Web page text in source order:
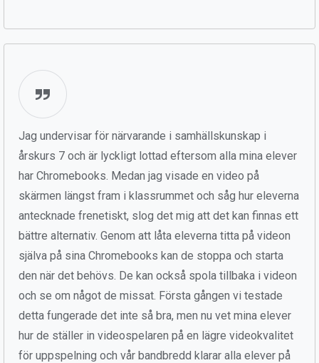
Jag undervisar för närvarande i samhällskunskap i
årskurs 7 och är lyckligt lottad eftersom alla mina elever
har Chromebooks. Medan jag visade en video på
skärmen längst fram i klassrummet och såg hur eleverna
antecknade frenetiskt, slog det mig att det kan finnas ett
bättre alternativ. Genom att låta eleverna titta på videon
själva på sina Chromebooks kan de stoppa och starta
den när det behövs. De kan också spola tillbaka i videon
och se om något de missat. Första gången vi testade
detta fungerade det inte så bra, men nu vet mina elever
hur de ställer in videospelaren på en lägre videokvalitet
för uppspelning och vår bandbredd klarar alla elever på